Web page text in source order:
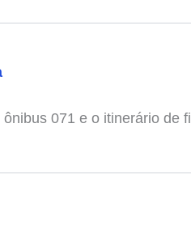
071 e o itinerário de